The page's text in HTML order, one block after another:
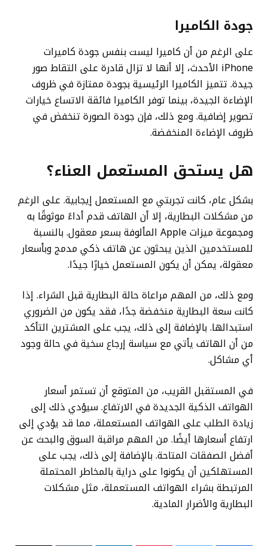
جودة الكاميرا
على الرغم من أن كاميرا ليست بنفس جودة كاميرات
iPhone الأحدث، إلا أنها لا تزال قادرة على التقاط صور
جيدة. تتميز الكاميرا الرئيسية بجودة ممتازة في ظروف
الإضاءة الجيدة، بينما توفر الكاميرا فائقة الاتساع خيارات
تصوير إضافية. ومع ذلك، فإن جودة الصورة تنخفض في
ظروف الإضاءة المنخفضة.
هل يستحق المستعمل العناء؟
بشكل عام، كانت تجربتي مع المستعمل إيجابية. على الرغم
من مشكلات البطارية، إلا أن الهاتف قدم أداءً موثوقًا به
ومجموعة ميزات Apple المألوفة بسعر معقول. بالنسبة
للمستخدمين الذين يبحثون عن هاتف ذكي مدمج وبأسعار
معقولة، يمكن أن يكون المستعمل خيارًا جيدًا.
ومع ذلك، من المهم مراعاة حالة البطارية قبل الشراء. إذا
كانت سعة البطارية منخفضة جدًا، فقد يكون من الضروري
استبدالها. بالإضافة إلى ذلك، يجب على المشترين التأكد
من أن الهاتف يأتي مع سياسة إرجاع سخية في حالة وجود
أي مشاكل.
في المستقبل القريب، من المتوقع أن تستمر أسعار
الهواتف الذكية الجديدة في الارتفاع. سيؤدي ذلك إلى
زيادة الطلب على الهواتف المستعملة، مما قد يؤدي إلى
ارتفاع أسعارها أيضًا. من المهم مراقبة السوق والبحث عن
أفضل الصفقات المتاحة. بالإضافة إلى ذلك، يجب على
المستهلكين أن يكونوا على دراية بالمخاطر المحتملة
المرتبطة بشراء الهواتف المستعملة، مثل مشكلات
البطارية والأضرار المادية.